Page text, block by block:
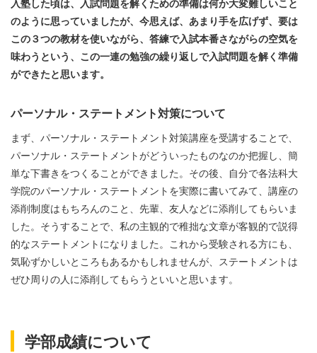
のように思っていましたが、今思えば、あまり手を広げず、要は
この３つの教材を使いながら、答練で入試本番さながらの空気を
味わうという、この一連の勉強の繰り返しで入試問題を解く準備
ができたと思います。
パーソナル・ステートメント対策について
まず、パーソナル・ステートメント対策講座を受講することで、
パーソナル・ステートメントがどういったものなのか把握し、簡
単な下書きをつくることができました。その後、自分で各法科大
学院のパーソナル・ステートメントを実際に書いてみて、講座の
添削制度はもちろんのこと、先輩、友人などに添削してもらいま
した。そうすることで、私の主観的で稚拙な文章が客観的で説得
的なステートメントになりました。これから受験される方にも、
気恥ずかしいところもあるかもしれませんが、ステートメントは
ぜひ周りの人に添削してもらうといいと思います。
学部成績について